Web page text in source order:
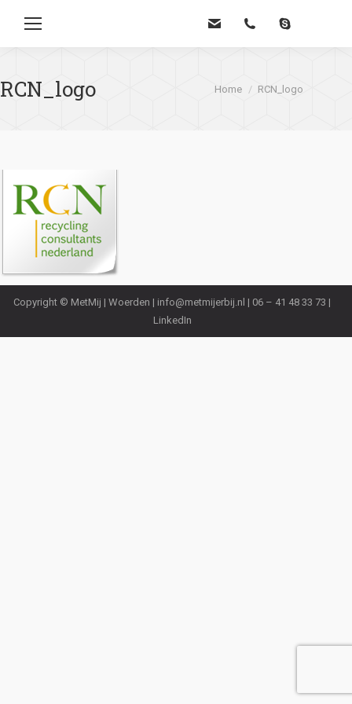
RCN_logo Je bent hier:
Home RCN_logo
Copyright © MetMij | Woerden | info@metmijerbij.nl | 06 – 41 48 33 73 |
LinkedIn